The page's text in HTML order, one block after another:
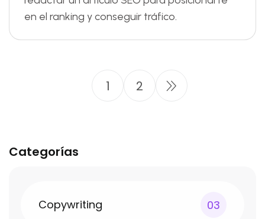
en el ranking y conseguir tráfico.
1 2
Categorías
Copywriting 03